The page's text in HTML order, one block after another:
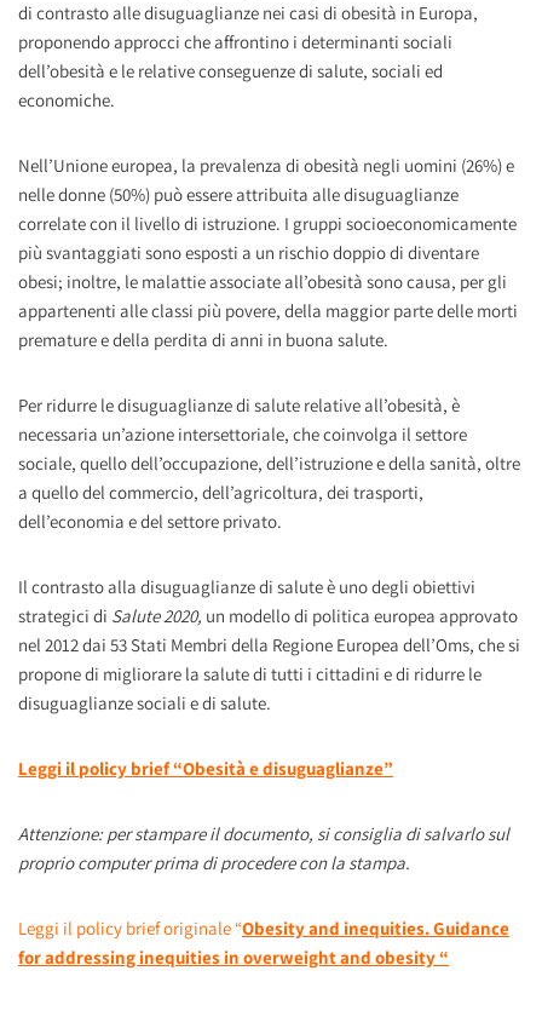
di contrasto alle disuguaglianze nei casi di obesità in Europa,
proponendo approcci che affrontino i determinanti sociali
dell’obesità e le relative conseguenze di salute, sociali ed
economiche.
Nell’Unione europea, la prevalenza di obesità negli uomini (26%) e
nelle donne (50%) può essere attribuita alle disuguaglianze
correlate con il livello di istruzione. I gruppi socioeconomicamente
più svantaggiati sono esposti a un rischio doppio di diventare
obesi; inoltre, le malattie associate all’obesità sono causa, per gli
appartenenti alle classi più povere, della maggior parte delle morti
premature e della perdita di anni in buona salute.
Per ridurre le disuguaglianze di salute relative all’obesità, è
necessaria un’azione intersettoriale, che coinvolga il settore
sociale, quello dell’occupazione, dell’istruzione e della sanità, oltre
a quello del commercio, dell’agricoltura, dei trasporti,
dell’economia e del settore privato.
Il contrasto alla disuguaglianze di salute è uno degli obiettivi
strategici di Salute 2020, un modello di politica europea approvato
nel 2012 dai 53 Stati Membri della Regione Europea dell’Oms, che si
propone di migliorare la salute di tutti i cittadini e di ridurre le
disuguaglianze sociali e di salute.
Leggi il policy brief “Obesità e disuguaglianze”
Attenzione: per stampare il documento, si consiglia di salvarlo sul
proprio computer prima di procedere con la stampa.
Leggi il policy brief originale “Obesity and inequities. Guidance
for addressing inequities in overweight and obesity “